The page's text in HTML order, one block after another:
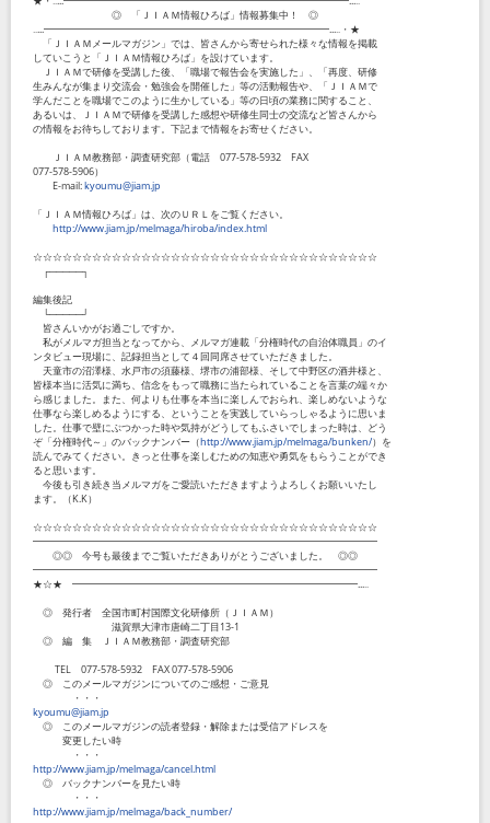
◎ 「ＪＩＡＭ情報ひろば」情報募集中！ ◎
‥...━━━━━━━━━━━━━━━━━━━━━━━━━━━━━...‥・★
「ＪＩＡＭメールマガジン」では、皆さんから寄せられた様々な情報を掲載
していこうと「ＪＩＡＭ情報ひろば」を設けています。
ＪＩＡＭで研修を受講した後、「職場で報告会を実施した」、「再度、研修
生みんなが集まり交流会・勉強会を開催した」等の活動報告や、「ＪＩＡＭで
学んだことを職場でこのように生かしている」等の日頃の業務に関すること、
あるいは、ＪＩＡＭで研修を受講した感想や研修生同士の交流など皆さんから
の情報をお待ちしております。下記まで情報をお寄せください。
ＪＩＡＭ教務部・調査研究部（電話 077-578-5932 FAX
077-578-5906）
E-mail:kyoumu@jiam.jp
「ＪＩＡＭ情報ひろば」は、次のＵＲＬをご覧ください。
http://www.jiam.jp/melmaga/hiroba/index.html
☆☆☆☆☆☆☆☆☆☆☆☆☆☆☆☆☆☆☆☆☆☆☆☆☆☆☆☆☆☆☆☆☆☆☆
┌─────┐
編集後記
└─────┘
皆さんいかがお過ごしですか。
私がメルマガ担当となってから、メルマガ連載「分権時代の自治体職員」のイ
ンタビュー現場に、記録担当として４回同席させていただきました。
天童市の沼澤様、水戸市の須藤様、堺市の浦部様、そして中野区の酒井様と、
皆様本当に活気に満ち、信念をもって職務に当たられていることを言葉の端々か
ら感じました。また、何よりも仕事を本当に楽しんでおられ、楽しめないような
仕事なら楽しめるようにする、ということを実践していらっしゃるように思いま
した。仕事で壁にぶつかった時や気持がどうしてもふさいでしまった時は、どう
ぞ「分権時代～」のバックナンバー（http://www.jiam.jp/melmaga/bunken/）を
読んでみてください。きっと仕事を楽しむための知恵や勇気をもらうことができ
ると思います。
今後も引き続き当メルマガをご愛読いただきますようよろしくお願いいたし
ます。（K.K）
☆☆☆☆☆☆☆☆☆☆☆☆☆☆☆☆☆☆☆☆☆☆☆☆☆☆☆☆☆☆☆☆☆☆☆
━━━━━━━━━━━━━━━━━━━━━━━━━━━━━━━━━━━
◎◎ 今号も最後までご覧いただきありがとうございました。 ◎◎
━━━━━━━━━━━━━━━━━━━━━━━━━━━━━━━━━━━
★☆★ ━━━━━━━━━━━━━━━━━━━━━━━━━━━━━...‥
◎ 発行者 全国市町村国際文化研修所（ＪＩＡＭ）
滋賀県大津市唐崎二丁目13-1
◎ 編 集 ＪＩＡＭ教務部・調査研究部
TEL 077-578-5932 FAX 077-578-5906
◎ このメールマガジンについてのご感想・ご意見
・・・
kyoumu@jiam.jp
◎ このメールマガジンの読者登録・解除または受信アドレスを
変更したい時
・・・
http://www.jiam.jp/melmaga/cancel.html
◎ バックナンバーを見たい時
・・・
http://www.jiam.jp/melmaga/back_number/